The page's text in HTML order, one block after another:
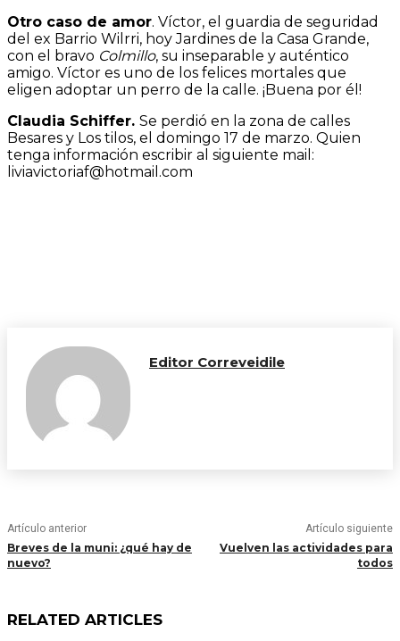
Otro caso de amor. Víctor, el guardia de seguridad
del ex Barrio Wilrri, hoy Jardines de la Casa Grande,
con el bravo Colmillo, su inseparable y auténtico
amigo. Víctor es uno de los felices mortales que
eligen adoptar un perro de la calle. ¡Buena por él!
Claudia Schiffer. Se perdió en la zona de calles
Besares y Los tilos, el domingo 17 de marzo. Quien
tenga información escribir al siguiente mail:
liviavictoriaf@hotmail.com
Editor Correveidile
Artículo anterior
Breves de la muni: ¿qué hay de
nuevo?
Artículo siguiente
Vuelven las actividades para
todos
RELATED ARTICLES